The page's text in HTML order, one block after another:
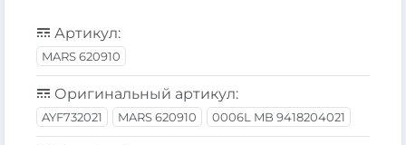
Артикул:
MARS 620910
Оригинальный артикул:
AYF732021 MARS 620910 0006L MB 9418204021